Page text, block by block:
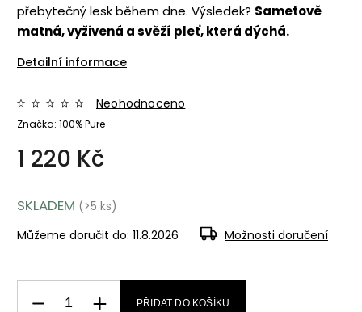
přebytečný lesk během dne. Výsledek? Sametově
matná, vyživená a svěží pleť, která dýchá.
Detailní informace
Značka: 100% Pure
Neohodnoceno
1 220 Kč
SKLADEM (>5 ks)
Můžeme doručit do: 11.8.2026 Možnosti doručení
PŘIDAT DO KOŠÍKU